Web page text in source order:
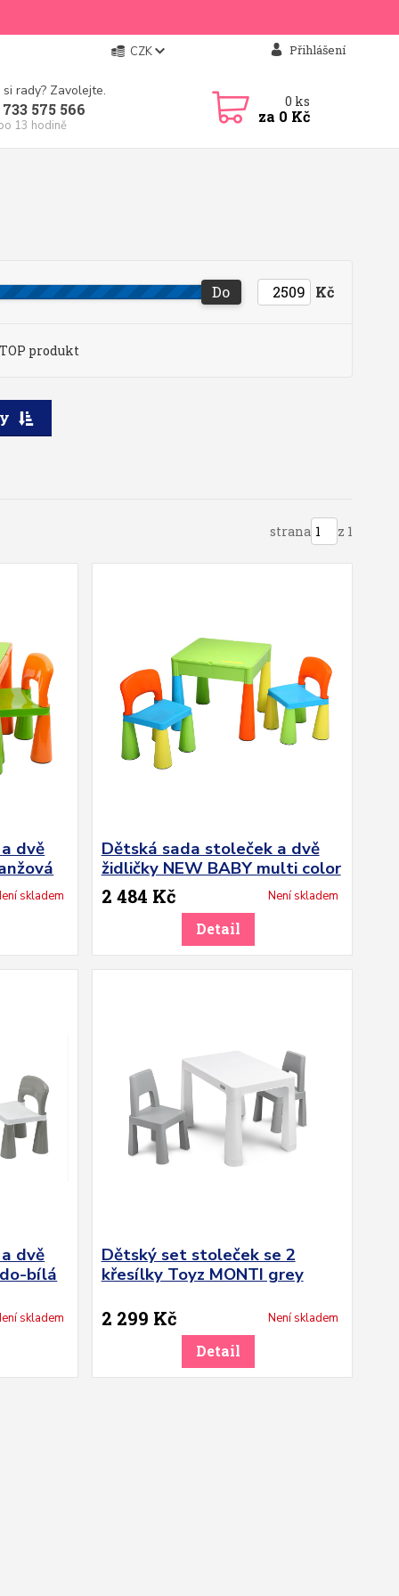
CZK Přihlášení
rady? Zavolejte.
575 566
13 hodině
0 ks
za 0 Kč
Do Kč
TOP produkt
strana z 1
dvě
skladem
Dětská sada stoleček a dvě
židličky NEW BABY multi color
2 484 Kč
Není skladem
Detail
dvě
bílá
skladem
Dětský set stoleček se 2
křesílky Toyz MONTI grey
2 299 Kč
Není skladem
Detail